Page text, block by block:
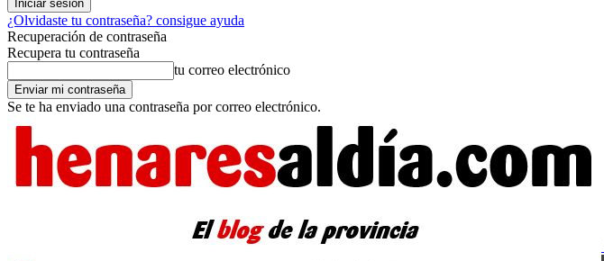
¿Olvidaste tu contraseña? consigue ayuda
Recuperación de contraseña
Recupera tu contraseña
tu correo electrónico
Se te ha enviado una contraseña por correo electrónico.